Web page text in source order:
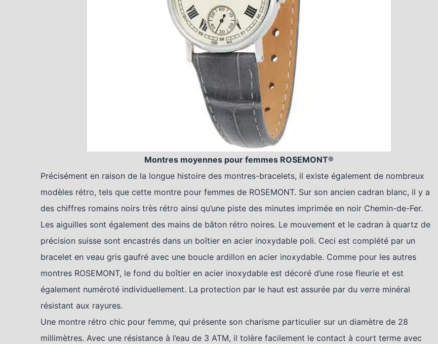
Montres moyennes pour femmes ROSEMONT®
Précisément en raison de la longue histoire des montres-bracelets, il existe également de nombreux
modèles rétro, tels que cette montre pour femmes de ROSEMONT. Sur son ancien cadran blanc, il y a
des chiffres romains noirs très rétro ainsi qu’une piste des minutes imprimée en noir Chemin-de-Fer.
Les aiguilles sont également des mains de bâton rétro noires. Le mouvement et le cadran à quartz de
précision suisse sont encastrés dans un boîtier en acier inoxydable poli. Ceci est complété par un
bracelet en veau gris gaufré avec une boucle ardillon en acier inoxydable. Comme pour les autres
montres ROSEMONT, le fond du boîtier en acier inoxydable est décoré d’une rose fleurie et est
également numéroté individuellement. La protection par le haut est assurée par du verre minéral
résistant aux rayures.
Une montre rétro chic pour femme, qui présente son charisme particulier sur un diamètre de 28
millimètres. Avec une résistance à l’eau de 3 ATM, il tolère facilement le contact à court terme avec